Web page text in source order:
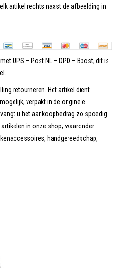
artikel rechts naast de afbeelding in
UPS – Post NL – DPD – Bpost, dit is
retourneren. Het artikel dient
verpakt in de originele
u het aankoopbedrag zo spoedig
in onze shop, waaronder:
handgereedschap,